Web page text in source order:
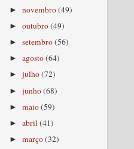
►novembro(49)
►outubro(49)
►setembro(56)
►agosto(64)
►julho(72)
►junho(68)
►maio(59)
►abril(41)
►março(32)